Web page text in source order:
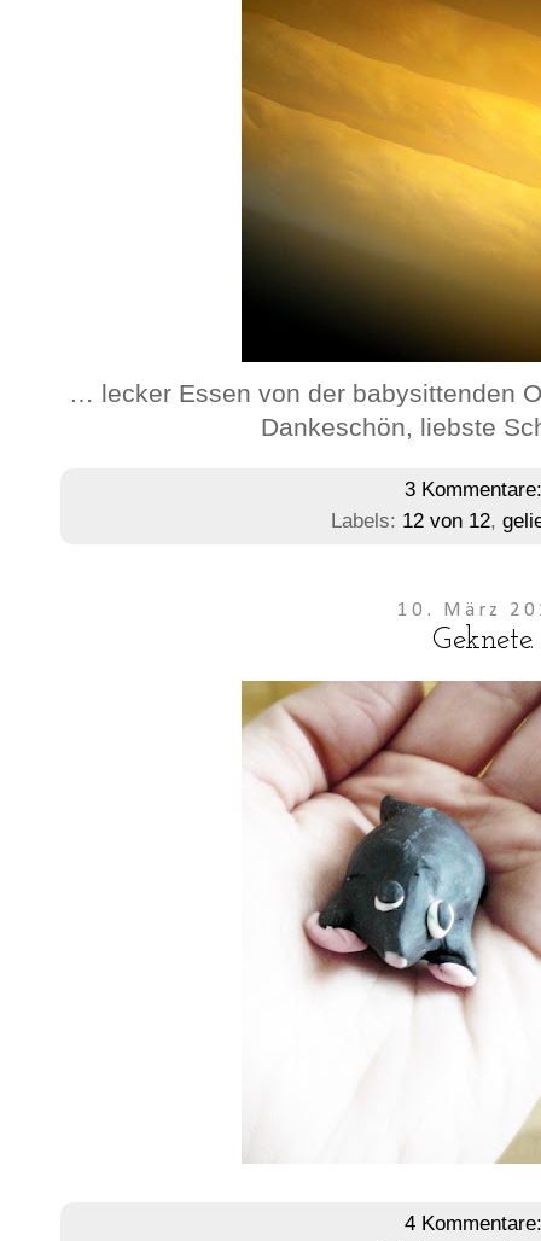
… lecker Essen von der babysittenden
Dankeschön, liebste
3
Labels: 12 von 12,
10. März
Geknete.
4